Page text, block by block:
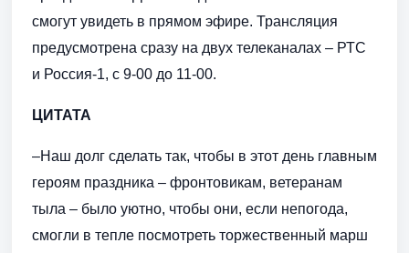
смогут увидеть в прямом эфире. Трансляция
предусмотрена сразу на двух телеканалах – РТС
и Россия-1, с 9-00 до 11-00.
ЦИТАТА
–Наш долг сделать так, чтобы в этот день главным
героям праздника – фронтовикам, ветеранам
тыла – было уютно, чтобы они, если непогода,
смогли в тепле посмотреть торжественный марш